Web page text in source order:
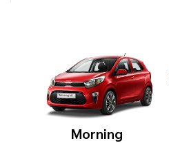
Morning